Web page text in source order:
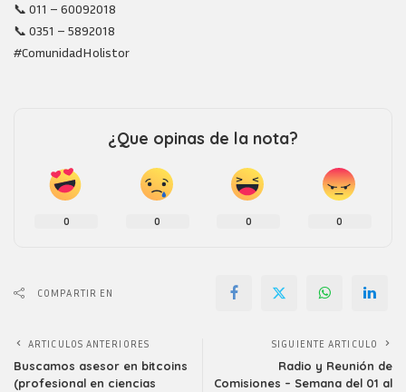
📞 011 – 60092018
📞 0351 – 5892018
#ComunidadHolistor
¿Que opinas de la nota?
0 0 0 0
COMPARTIR EN
ARTICULOS ANTERIORES
Buscamos asesor en bitcoins
(profesional en ciencias
SIGUIENTE ARTICULO
Radio y Reunión de
Comisiones – Semana del 01 al